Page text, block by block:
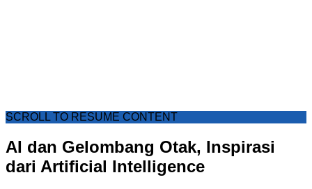
SCROLL TO RESUME CONTENT
AI dan Gelombang Otak, Inspirasi
dari Artificial Intelligence